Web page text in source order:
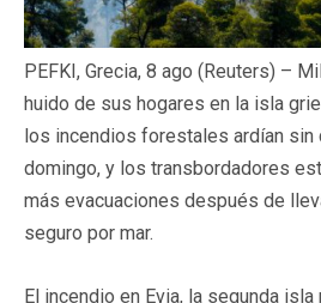
PEFKI, Grecia, 8 ago (Reuters) –
huido de sus hogares en la isla
los incendios forestales ardían sin
domingo, y los transbordadores
más evacuaciones después de
seguro por mar.
El incendio en Evia, la segunda